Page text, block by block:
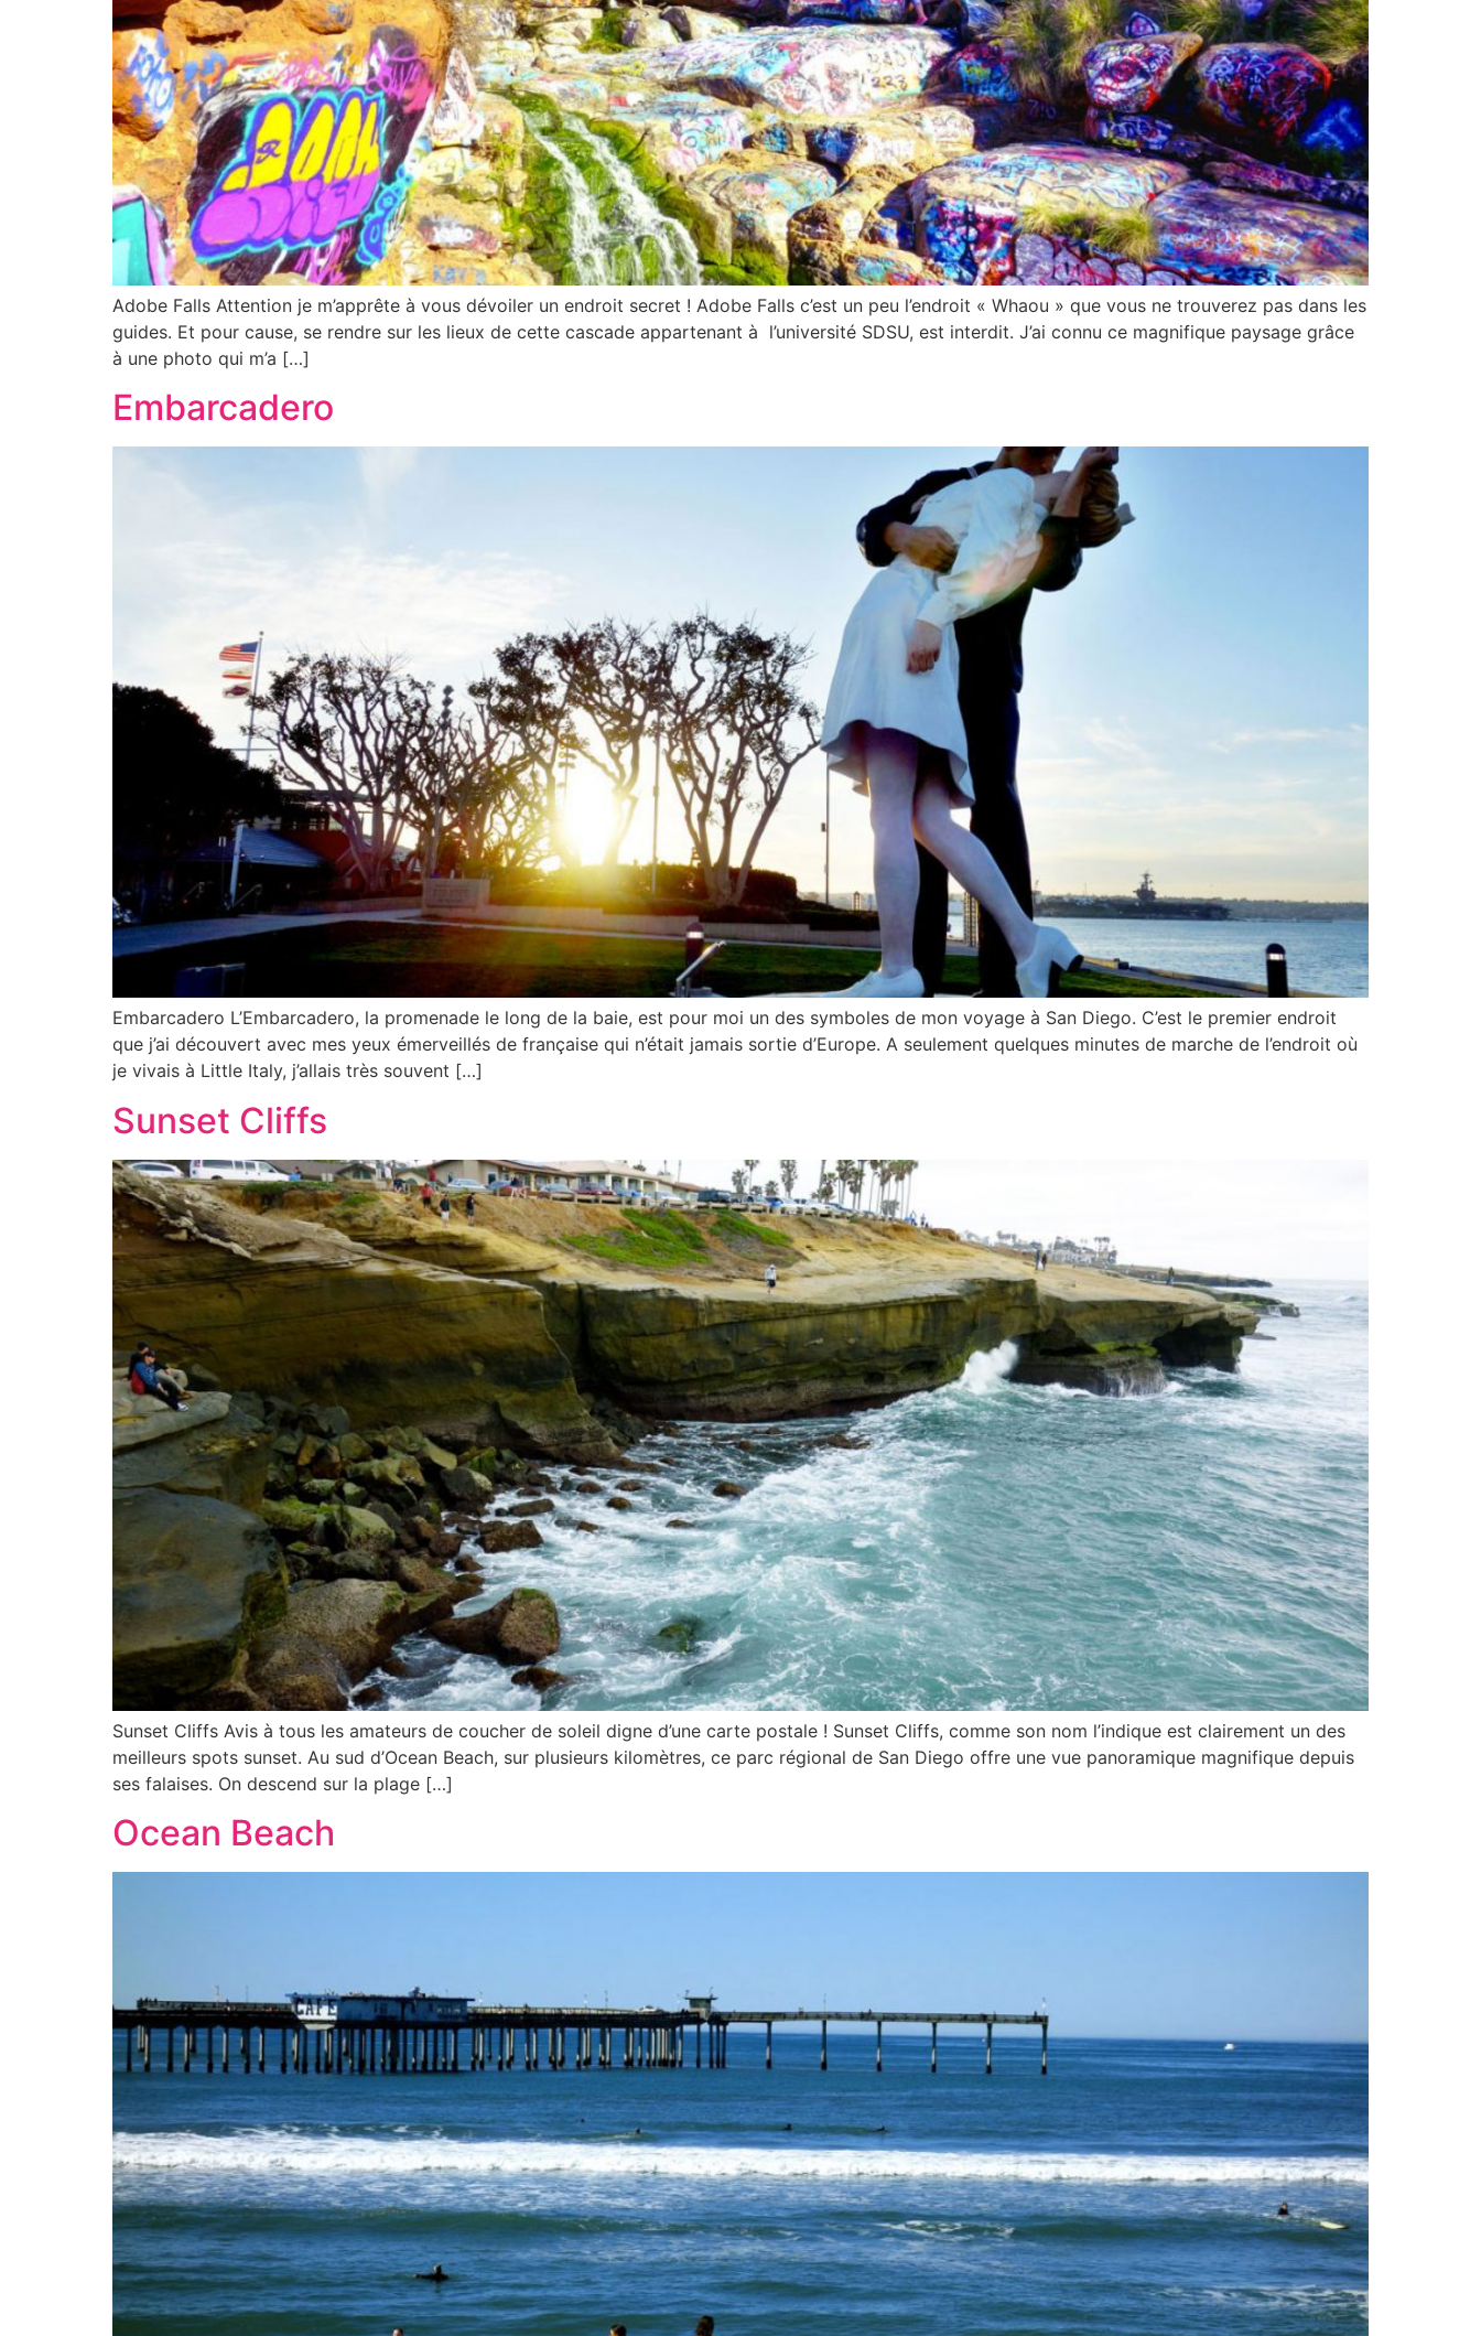
Adobe Falls Attention je m’apprête à vous dévoiler un endroit secret ! Adobe Falls c’est un peu l’endroit « Whaou » que vous ne trouverez pas dans les
guides. Et pour cause, se rendre sur les lieux de cette cascade appartenant à l’université SDSU, est interdit. J’ai connu ce magnifique paysage grâce
à une photo qui m’a […]
Embarcadero
Embarcadero L’Embarcadero, la promenade le long de la baie, est pour moi un des symboles de mon voyage à San Diego. C’est le premier endroit
que j’ai découvert avec mes yeux émerveillés de française qui n’était jamais sortie d’Europe. A seulement quelques minutes de marche de l’endroit où
je vivais à Little Italy, j’allais très souvent […]
Sunset Cliffs
Sunset Cliffs Avis à tous les amateurs de coucher de soleil digne d’une carte postale ! Sunset Cliffs, comme son nom l’indique est clairement un des
meilleurs spots sunset. Au sud d’Ocean Beach, sur plusieurs kilomètres, ce parc régional de San Diego offre une vue panoramique magnifique depuis
ses falaises. On descend sur la plage […]
Ocean Beach